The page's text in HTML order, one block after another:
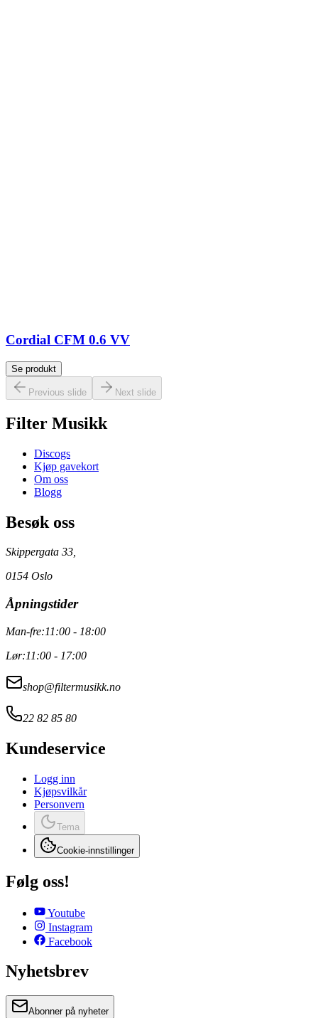
Cordial CFM 0.6 VV
Se produkt
Previous slide Next slide
Filter Musikk
Discogs
Kjøp gavekort
Om oss
Blogg
Besøk oss
Skippergata 33,
0154 Oslo
Åpningstider
Man-fre:11:00 - 18:00
Lør:11:00 - 17:00
shop@filtermusikk.no
22 82 85 80
Kundeservice
Logg inn
Kjøpsvilkår
Personvern
Tema
Cookie-innstillinger
Følg oss!
Youtube
Instagram
Facebook
Nyhetsbrev
Abonner på nyheter